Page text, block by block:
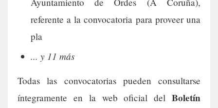
referente a la convocatoria para proveer una
pla
... y 11 más
Todas las convocatorias pueden consultarse
íntegramente en la web oficial del Boletín